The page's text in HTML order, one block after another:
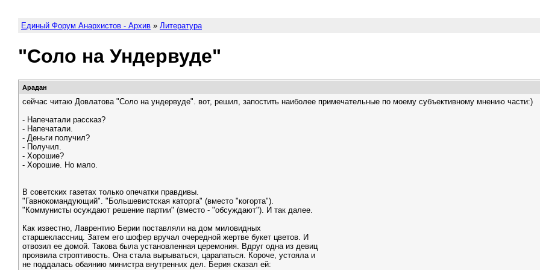
Единый Форум Анархистов - Архив » Литература
"Соло на Ундервуде"
Арадан
сейчас читаю Довлатова "Соло на ундервуде". вот, решил, запостить наиболее примечательные по моему субъективному мнению части:)
- Напечатали рассказ?
- Напечатали.
- Деньги получил?
- Получил.
- Хорошие?
- Хорошие. Но мало.
В советских газетах только опечатки правдивы.
"Гавнокомандующий". "Большевистская каторга" (вместо "когорта").
"Коммунисты осуждают решение партии" (вместо - "обсуждают"). И так далее.
Как известно, Лаврентию Берии поставляли на дом миловидных
старшеклассниц. Затем его шофер вручал очередной жертве букет цветов. И
отвозил ее домой. Такова была установленная церемония. Вдруг одна из девиц
проявила строптивость. Она стала вырываться, царапаться. Короче, устояла и
не поддалась обаянию министра внутренних дел. Берия сказал ей: